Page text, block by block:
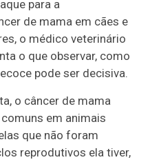
para a
de mama em cães e
o médico veterinário
o que observar, como
pode ser decisiva.
o câncer de mama
em animais
que não foram
reprodutivos ela tiver,